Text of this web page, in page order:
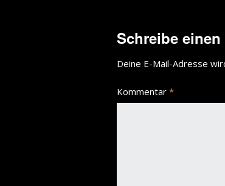
Schreibe
Deine E-Mail-Adresse
Kommentar *